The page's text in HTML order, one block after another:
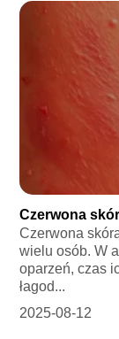
Czerwona
Czerwona
wielu osób. W
oparzeń, czas
łagod...
2025-08-12